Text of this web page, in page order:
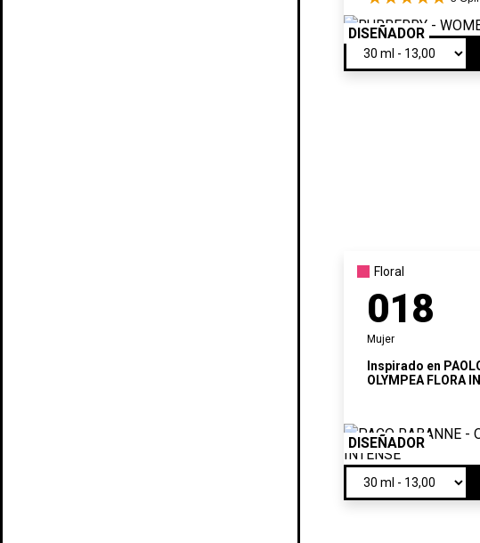
DISEÑADOR
Floral
018
Mujer
Inspirado en
OLYMPEA FLORA
DISEÑADOR